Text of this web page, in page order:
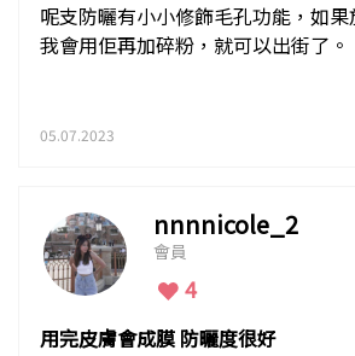
呢支防曬有小小修飾毛孔功能，如果
我會用佢再加碎粉，就可以出街了。
05.07.2023
nnnnicole_2
會員
4
用完皮膚會成膜 防曬度很好